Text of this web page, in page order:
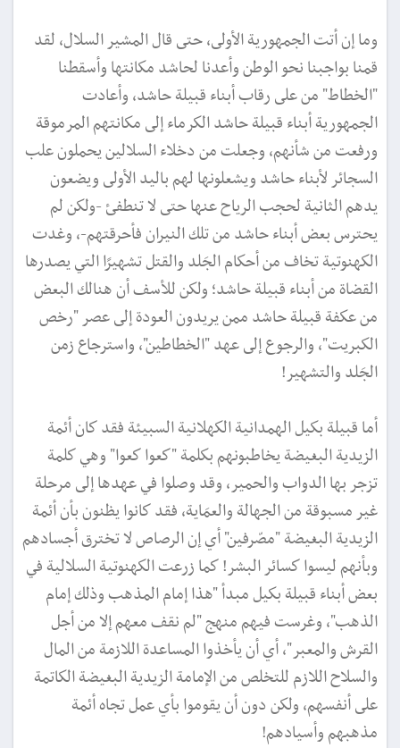
وما إن أتت الجمهورية الأولى، حتى قال المشير السلال، لقد
قمنا بواجبنا نحو الوطن وأعدنا لحاشد مكانتها وأسقطنا
"الخطاط" من على رقاب أبناء قبيلة حاشد، وأعادت
الجمهورية أبناء قبيلة حاشد الكرماء إلى مكانتهم المرموقة
ورفعت من شأنهم، وجعلت من دخلاء السلالين يحملون علب
السجائر لأبناء حاشد ويشعلونها لهم باليد الأولى ويضعون
يدهم الثانية لحجب الرياح عنها حتى لا تنطفئ -ولكن لم
يحترس بعض أبناء حاشد من تلك النيران فأحرقتهم-، وغدت
الكهنوتية تخاف من أحكام الجَلد والقتل تشهيرًا التي يصدرها
القضاة من أبناء قبيلة حاشد؛ ولكن للأسف أن هنالك البعض
من عكفة قبيلة حاشد ممن يريدون العودة إلى عصر "رخص
الكبريت"، والرجوع إلى عهد "الخطاطين"، واسترجاع زمن
الجَلد والتشهير!
أما قبيلة بكيل الهمدانية الكهلانية السبيئة فقد كان أئمة
الزيدية البغيضة يخاطبونهم بكلمة "كعوا كعوا" وهي كلمة
تزجر بها الدواب والحمير، وقد وصلوا في عهدها إلى مرحلة
غير مسبوقة من الجهالة والعمَاية، فقد كانوا يظنون بأن أئمة
الزيدية البغيضة "مصّرفين" أي إن الرصاص لا تخترق أجسادهم
وبأنهم ليسوا كسائر البشر! كما زرعت الكهنوتية السلالية في
بعض أبناء قبيلة بكيل مبدأ "هذا إمام المذهب وذلك إمام
الذهب"، وغرست فيهم منهج "لم نقف معهم إلا من أجل
القرش والمعبر"، أي أن يأخذوا المساعدة اللازمة من المال
والسلاح اللازم للتخلص من الإمامة الزيدية البغيضة الكاتمة
على أنفسهم، ولكن دون أن يقوموا بأي عمل تجاه أئمة
مذهبهم وأسيادهم!